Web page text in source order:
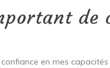
de
en mes